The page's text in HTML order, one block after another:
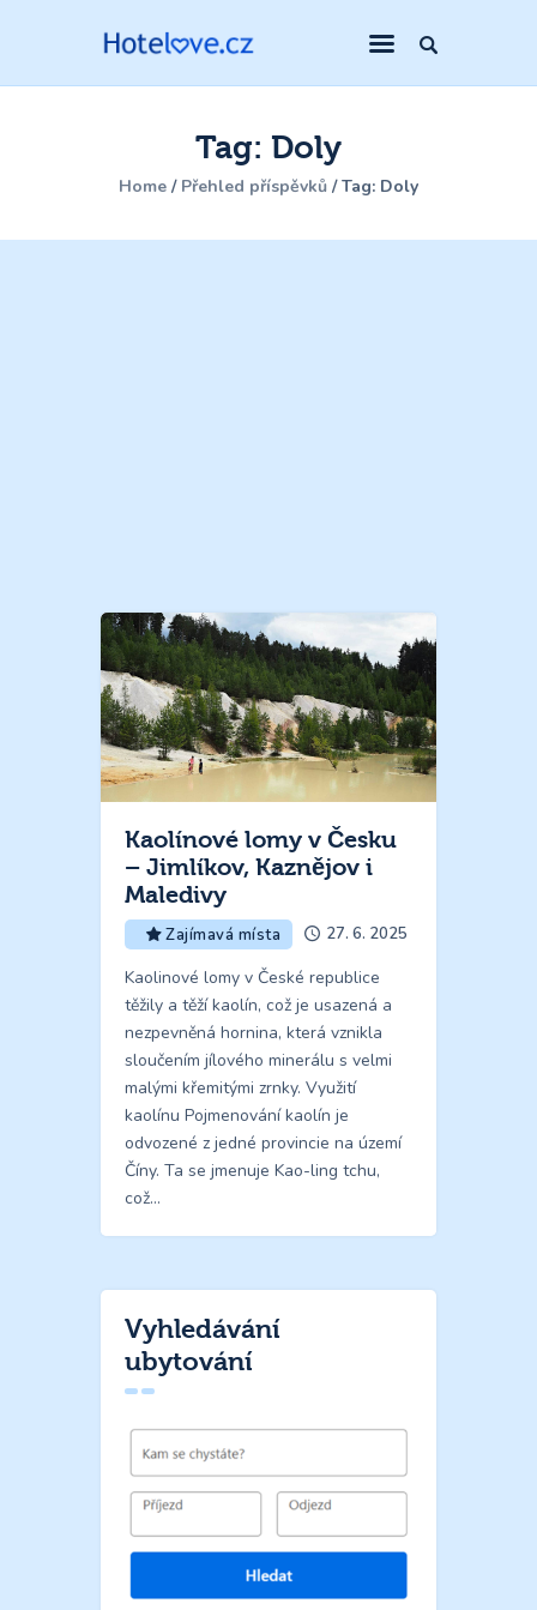
Tag: Doly
Home Přehled příspěvků Tag: Doly
Kaolínové lomy v Česku
– Jimlíkov, Kaznějov i
Maledivy
Zajímavá místa 27. 6. 2025
Kaolinové lomy v České republice
těžily a těží kaolín, což je usazená a
nezpevněná hornina, která vznikla
sloučením jílového minerálu s velmi
malými křemitými zrnky. Využití
kaolínu Pojmenování kaolín je
odvozené z jedné provincie na území
Číny. Ta se jmenuje Kao-ling tchu,
což…
Vyhledávání
ubytování